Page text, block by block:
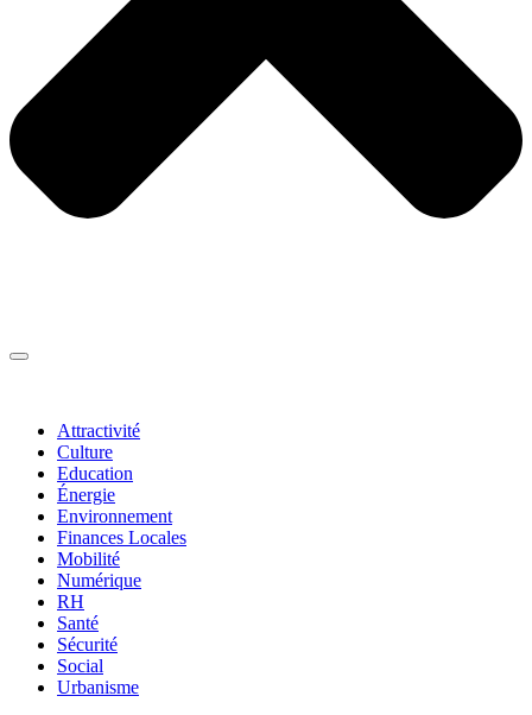
Attractivité
Culture
Education
Énergie
Environnement
Finances Locales
Mobilité
Numérique
RH
Santé
Sécurité
Social
Urbanisme